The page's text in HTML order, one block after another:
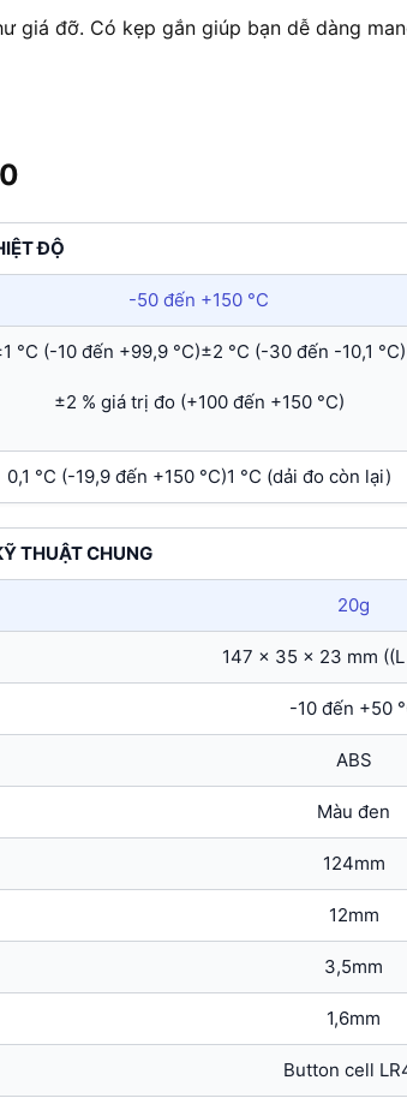
đỡ. Có kẹp gắn giúp bạn dễ dàng
ĐỘ
-50 đến +150 °C
°C (-10 đến +99,9 °C)±2 °C (-30 đến -10,1 °C)
±2 % giá trị đo (+100 đến +150 °C)
0,1 °C (-19,9 đến +150 °C)1 °C (dải đo còn lại)
THUẬT CHUNG
20g
147 x 35 x 23 mm ((L
-10 đến +50
ABS
Màu đen
124mm
12mm
3,5mm
1,6mm
Button cell